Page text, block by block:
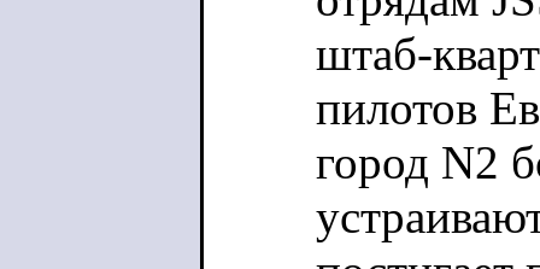
штаб-
пилотов
город N2